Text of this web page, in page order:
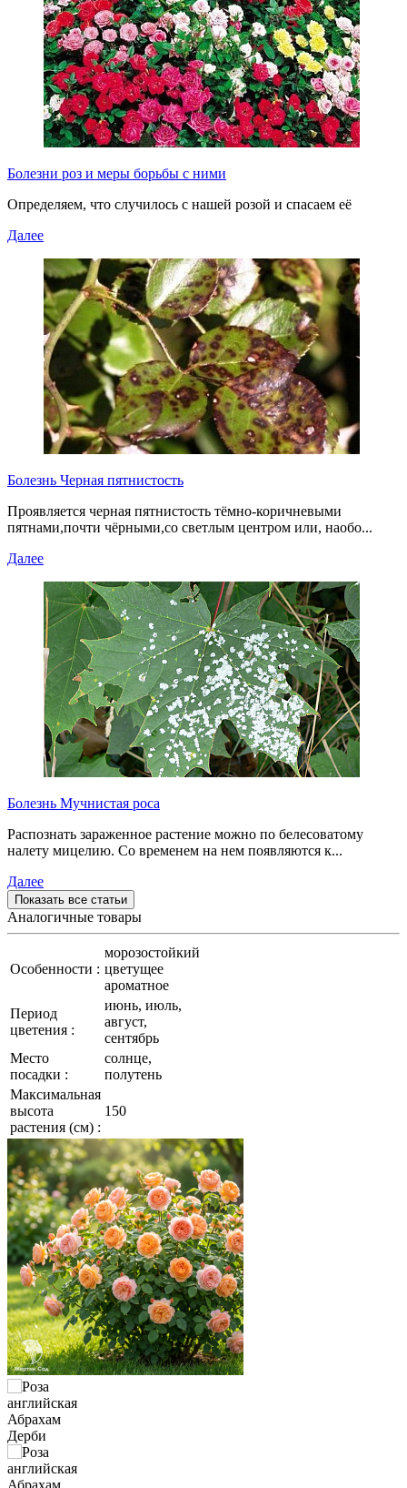
Болезни роз и меры борьбы с ними
Определяем, что случилось с нашей розой и спасаем её
Далее
Болезнь Черная пятнистость
Проявляется черная пятнистость тёмно-коричневыми
пятнами,почти чёрными,со светлым центром или, наобо...
Далее
Болезнь Мучнистая роса
Распознать зараженное растение можно по белесоватому
налету мицелию. Со временем на нем появляются к...
Далее
Показать все статьи
Аналогичные товары
Особенности :
морозостойкий
цветущее
ароматное
Период
цветения :
июнь, июль,
август,
сентябрь
Место
посадки :
солнце,
полутень
Максимальная
высота
растения (см) :
150